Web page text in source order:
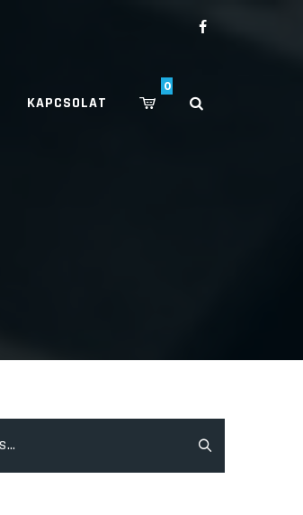
0
KAPCSOLAT